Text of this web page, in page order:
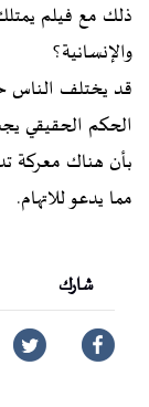
ذلك مع فيلم
والإنسانية؟
قد يختلف الناس
الحكم الحقيقي
بأن هناك معركة
مما يدعو للاتهام.
شارك